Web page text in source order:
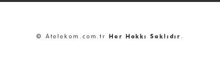
© Atelekom.com.trHer Hakkı Saklıdır